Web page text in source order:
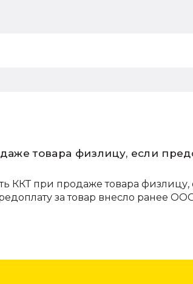
товара физлицу, если
ККТ при продаже товара физлицу,
за товар внесло ранее